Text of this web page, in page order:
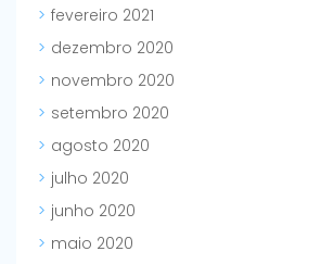
fevereiro 2021
dezembro 2020
novembro 2020
setembro 2020
agosto 2020
julho 2020
junho 2020
maio 2020